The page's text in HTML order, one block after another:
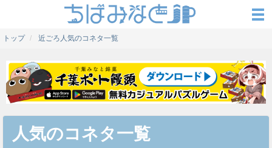
トップ 近ごろ人気のコネタ一覧
人気のコネタ一覧